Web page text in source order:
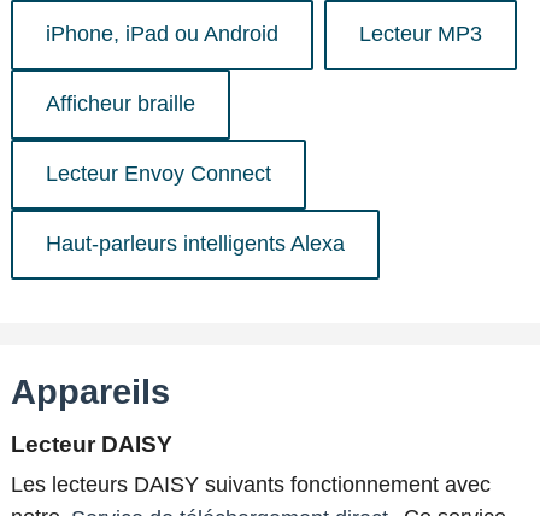
iPhone, iPad ou Android Lecteur MP3
Afficheur braille
Lecteur Envoy Connect
Haut-parleurs intelligents Alexa
Appareils
Lecteur DAISY
Les lecteurs DAISY suivants fonctionnement avec